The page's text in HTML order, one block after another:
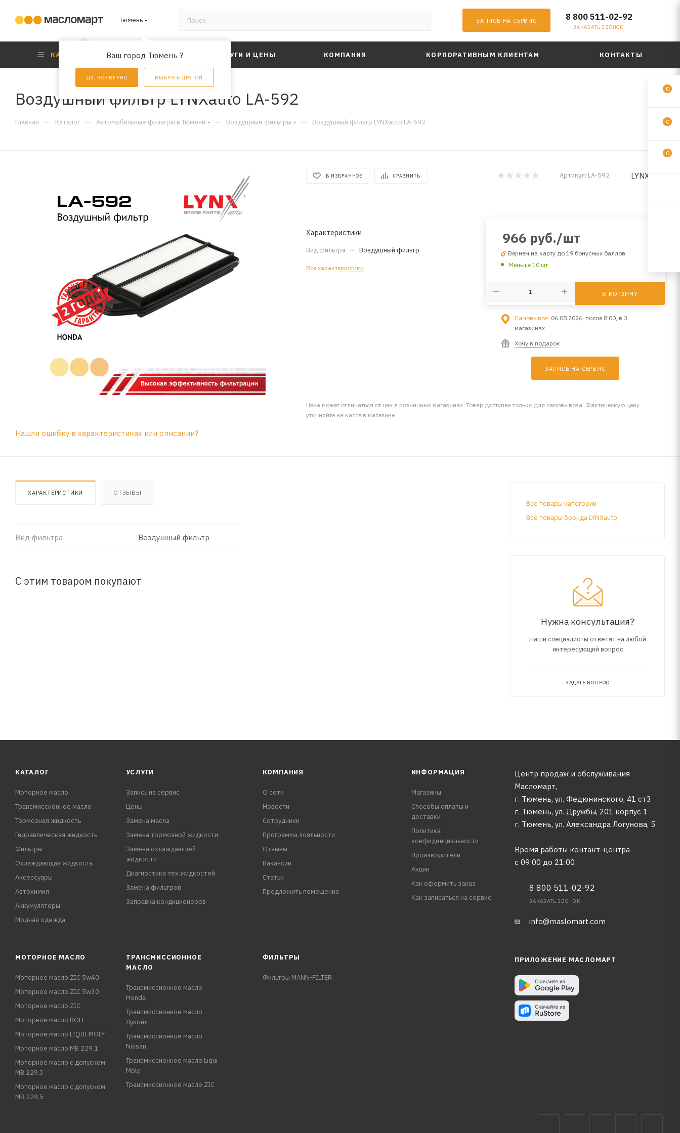
Тюмень
Ваш город Тюмень ?
ДА, ВСЕ ВЕРНО ВЫБРАТЬ ДРУГОЙ
ЗАПИСЬ НА СЕРВИС 8 800 511-02-92
ЗАКАЗАТЬ ЗВОНОК
КАТАЛОГ АКЦИИ УСЛУГИ И ЦЕНЫ КОМПАНИЯ КОРПОРАТИВНЫМ КЛИЕНТАМ КОНТАКТЫ
Воздушный фильтр LYNXauto LA-592
Главная — Каталог — Автомобильные фильтры в Тюмени — Воздушные фильтры — Воздушный фильтр LYNXauto LA-592
В ИЗБРАННОЕ СРАВНИТЬ Артикул: LA-592 LYNXauto
Характеристики
Вид фильтра — Воздушный фильтр
Все характеристики
966 руб./шт
Вернем на карту до 19 бонусных баллов
Меньше 10 шт
В КОРЗИНУ
Самовывоз: 06.08.2026, после 8:00, в 3
магазинах
Хочу в подарок
ЗАПИСЬ НА СЕРВИС
Цена может отличаться от цен в розничных магазинах. Товар доступен только для самовывоза. Фактическую цену
уточняйте на кассе в магазине
Нашли ошибку в характеристиках или описании?
ХАРАКТЕРИСТИКИ ОТЗЫВЫ
Вид фильтра Воздушный фильтр
С этим товаром покупают
Все товары категории
Все товары бренда LYNXauto
Нужна консультация?
Наши специалисты ответят на любой
интересующий вопрос
ЗАДАТЬ ВОПРОС
КАТАЛОГ
Моторное масло
Трансмиссионное масло
Тормозная жидкость
Гидравлическая жидкость
Фильтры
Охлаждающая жидкость
Аксессуары
Автохимия
Аккумуляторы
Модная одежда
УСЛУГИ
Запись на сервис
Цены
Замена масла
Замена тормозной жидкости
Замена охлаждающей
жидкости
Диагностика тех.жидкостей
Замена фильтров
Заправка кондиционеров
КОМПАНИЯ
О сети
Новости
Сотрудники
Программа лояльности
Отзывы
Вакансии
Статьи
Предложить помещение
ИНФОРМАЦИЯ
Магазины
Способы оплаты и
доставки
Политика
конфиденциальности
Производители
Акции
Как оформить заказ
Как записаться на сервис
Центр продаж и обслуживания
Масломарт,
г. Тюмень, ул. Федюнинского, 41 ст3
г. Тюмень, ул. Дружбы, 201 корпус 1
г. Тюмень, ул. Александра Логунова, 5
Время работы контакт-центра
с 09:00 до 21:00
8 800 511-02-92
ЗАКАЗАТЬ ЗВОНОК
info@maslomart.com
МОТОРНОЕ МАСЛО
Моторное масло ZIC 5w40
Моторное масло ZIC 5w30
Моторное масло ZIC
Моторное масло ROLF
Моторное масло LIQUI MOLY
Моторное масло MB 229.1
Моторное масло с допуском
MB 229.3
Моторное масло с допуском
MB 229.5
ТРАНСМИССИОННОЕ
МАСЛО
Трансмиссионное масло
Honda
Трансмиссионное масло
Лукойл
Трансмиссионное масло
Nissan
Трансмиссионное масло Liqui
Moly
Трансмиссионное масло ZIC
ФИЛЬТРЫ
Фильтры MANN-FILTER
ПРИЛОЖЕНИЕ МАСЛОМАРТ
0
0
0